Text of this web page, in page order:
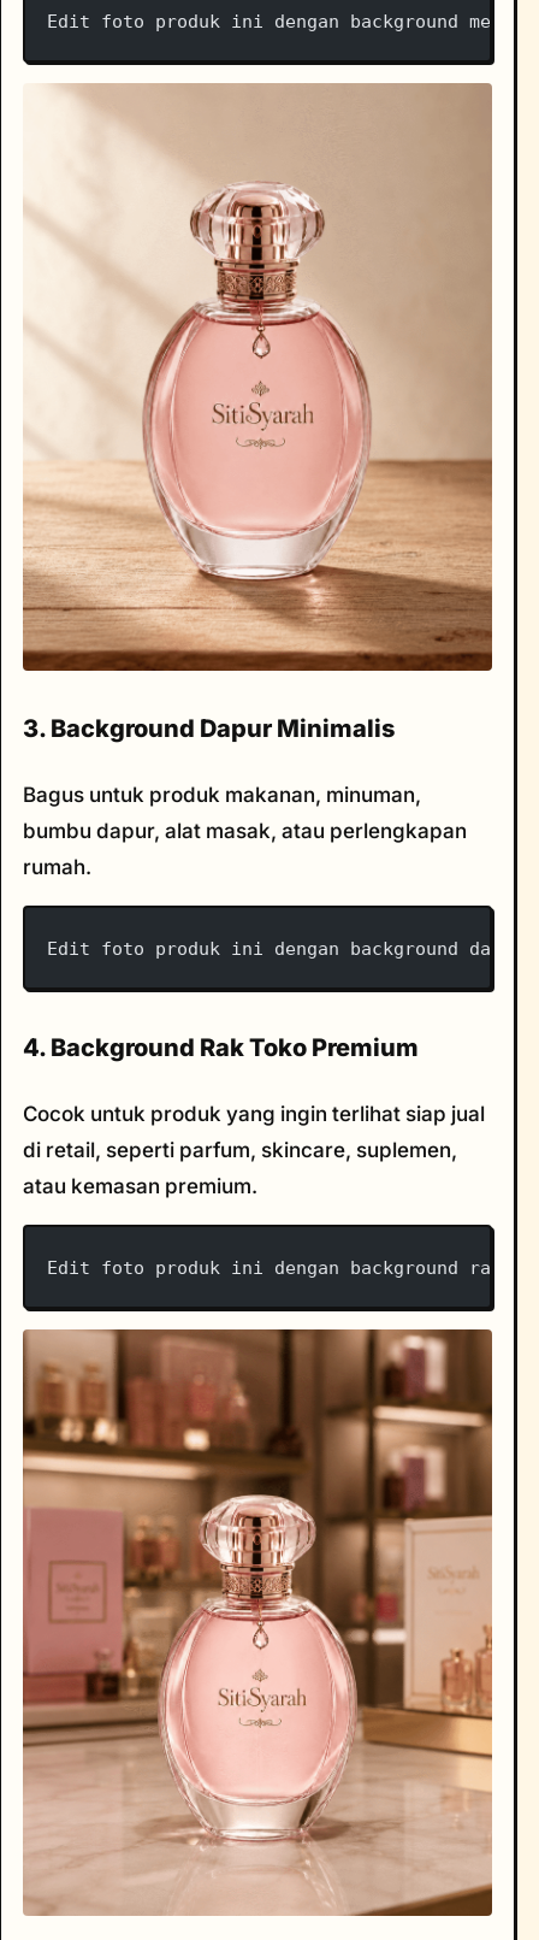
Edit foto produk ini dengan background
3. Background Dapur Minimalis
Bagus untuk produk makanan, minuman,
bumbu dapur, alat masak, atau perlengkapan
rumah.
Edit foto produk ini dengan background
4. Background Rak Toko Premium
Cocok untuk produk yang ingin terlihat siap jual
di retail, seperti parfum, skincare, suplemen,
atau kemasan premium.
Edit foto produk ini dengan background rak